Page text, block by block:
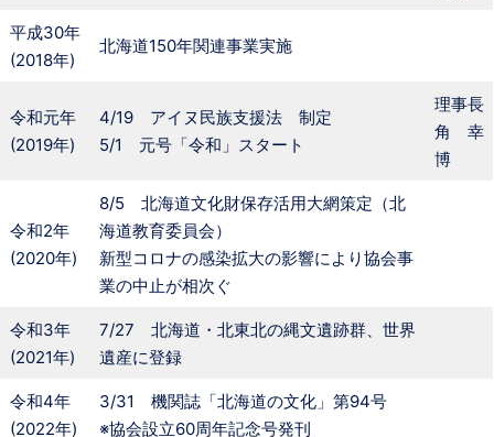
平成30年
(2018年)
北海道150年関連事業実施
令和元年
(2019年)
4/19 アイヌ民族支援法 制定
5/1 元号「令和」スタート
理事長
角 幸
博
令和2年
(2020年)
8/5 北海道文化財保存活用大網策定（北
海道教育委員会）
新型コロナの感染拡大の影響により協会事
業の中止が相次ぐ
令和3年
(2021年)
7/27 北海道・北東北の縄文遺跡群、世界
遺産に登録
令和4年
(2022年)
3/31 機関誌「北海道の文化」第94号
※協会設立60周年記念号発刊